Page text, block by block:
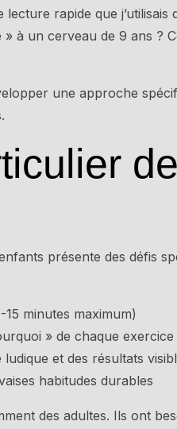
lecture rapide que
» à un cerveau de 9 ans ?
une approche
présente des défis
15 minutes maximum)
» de chaque exercice
et des résultats
habitudes durables
des adultes. Ils ont